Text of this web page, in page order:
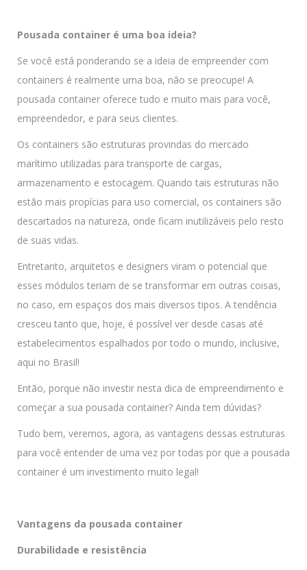
Pousada container é uma boa ideia?
Se você está ponderando se a ideia de empreender com
containers é realmente uma boa, não se preocupe! A
pousada container oferece tudo e muito mais para você,
empreendedor, e para seus clientes.
Os containers são estruturas provindas do mercado
marítimo utilizadas para transporte de cargas,
armazenamento e estocagem. Quando tais estruturas não
estão mais propícias para uso comercial, os containers são
descartados na natureza, onde ficam inutilizáveis pelo resto
de suas vidas.
Entretanto, arquitetos e designers viram o potencial que
esses módulos teriam de se transformar em outras coisas,
no caso, em espaços dos mais diversos tipos. A tendência
cresceu tanto que, hoje, é possível ver desde casas até
estabelecimentos espalhados por todo o mundo, inclusive,
aqui no Brasil!
Então, porque não investir nesta dica de empreendimento e
começar a sua pousada container? Ainda tem dúvidas?
Tudo bem, veremos, agora, as vantagens dessas estruturas
para você entender de uma vez por todas por que a pousada
container é um investimento muito legal!
Vantagens da pousada container
Durabilidade e resistência